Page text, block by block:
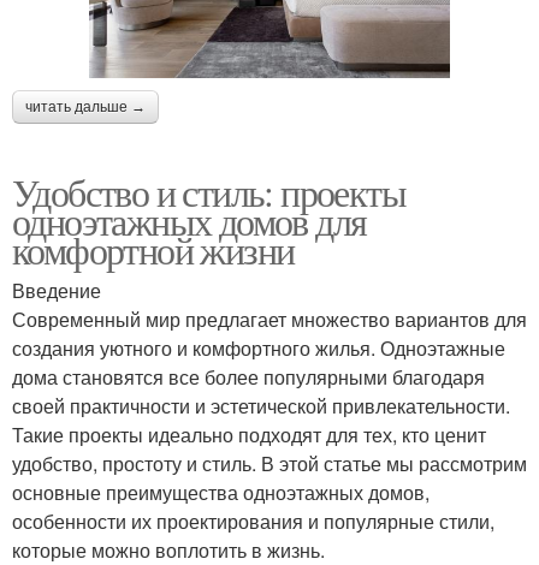
читать дальше →
Удобство и стиль: проекты
одноэтажных домов для
комфортной жизни
Введение
Современный мир предлагает множество вариантов для
создания уютного и комфортного жилья. Одноэтажные
дома становятся все более популярными благодаря
своей практичности и эстетической привлекательности.
Такие проекты идеально подходят для тех, кто ценит
удобство, простоту и стиль. В этой статье мы рассмотрим
основные преимущества одноэтажных домов,
особенности их проектирования и популярные стили,
которые можно воплотить в жизнь.